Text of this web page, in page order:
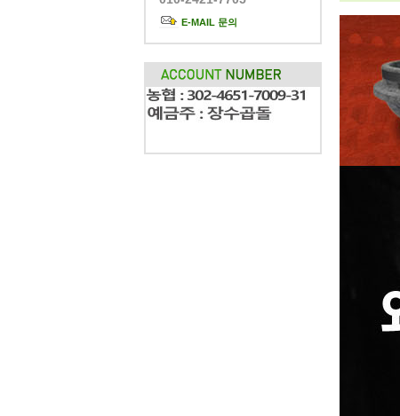
E-MAIL 문의